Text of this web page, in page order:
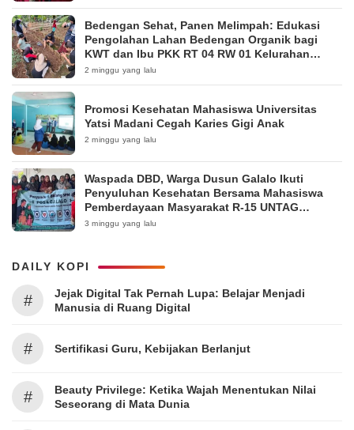
Bedengan Sehat, Panen Melimpah: Edukasi
Pengolahan Lahan Bedengan Organik bagi
KWT dan Ibu PKK RT 04 RW 01 Kelurahan
Pakintelan
2 minggu yang lalu
Promosi Kesehatan Mahasiswa Universitas
Yatsi Madani Cegah Karies Gigi Anak
2 minggu yang lalu
Waspada DBD, Warga Dusun Galalo Ikuti
Penyuluhan Kesehatan Bersama Mahasiswa
Pemberdayaan Masyarakat R-15 UNTAG
Surabaya 2026
3 minggu yang lalu
DAILY KOPI
#
Jejak Digital Tak Pernah Lupa: Belajar Menjadi
Manusia di Ruang Digital
# Sertifikasi Guru, Kebijakan Berlanjut
#
Beauty Privilege: Ketika Wajah Menentukan Nilai
Seseorang di Mata Dunia